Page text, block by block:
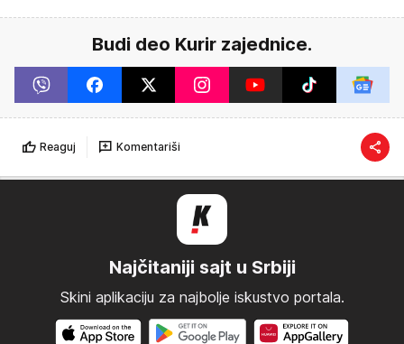
Budi deo Kurir zajednice.
Reaguj Komentariši
Najčitaniji sajt u Srbiji
Skini aplikaciju za najbolje iskustvo portala.